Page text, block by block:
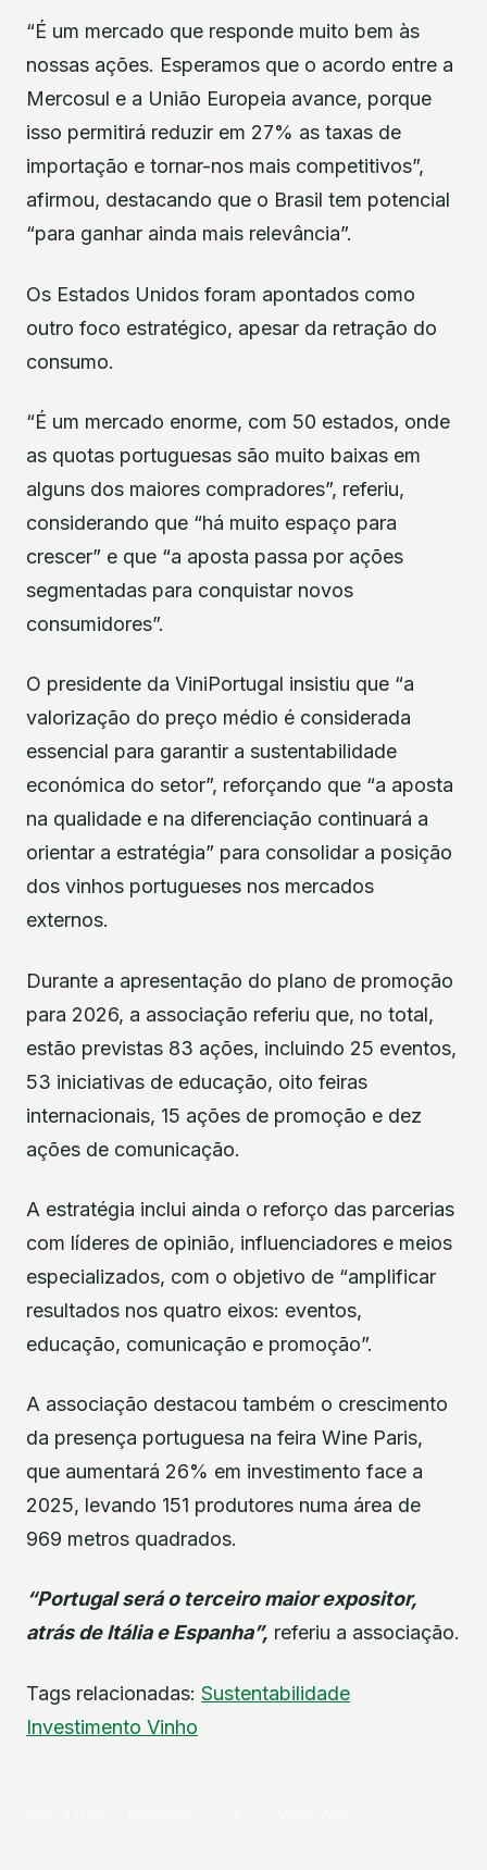
“É um mercado que responde muito bem às
nossas ações. Esperamos que o acordo entre a
Mercosul e a União Europeia avance, porque
isso permitirá reduzir em 27% as taxas de
importação e tornar-nos mais competitivos”,
afirmou, destacando que o Brasil tem potencial
“para ganhar ainda mais relevância”.
Os Estados Unidos foram apontados como
outro foco estratégico, apesar da retração do
consumo.
“É um mercado enorme, com 50 estados, onde
as quotas portuguesas são muito baixas em
alguns dos maiores compradores”, referiu,
considerando que “há muito espaço para
crescer” e que “a aposta passa por ações
segmentadas para conquistar novos
consumidores”.
O presidente da ViniPortugal insistiu que “a
valorização do preço médio é considerada
essencial para garantir a sustentabilidade
económica do setor”, reforçando que “a aposta
na qualidade e na diferenciação continuará a
orientar a estratégia” para consolidar a posição
dos vinhos portugueses nos mercados
externos.
Durante a apresentação do plano de promoção
para 2026, a associação referiu que, no total,
estão previstas 83 ações, incluindo 25 eventos,
53 iniciativas de educação, oito feiras
internacionais, 15 ações de promoção e dez
ações de comunicação.
A estratégia inclui ainda o reforço das parcerias
com líderes de opinião, influenciadores e meios
especializados, com o objetivo de “amplificar
resultados nos quatro eixos: eventos,
educação, comunicação e promoção”.
A associação destacou também o crescimento
da presença portuguesa na feira Wine Paris,
que aumentará 26% em investimento face a
2025, levando 151 produtores numa área de
969 metros quadrados.
“Portugal será o terceiro maior expositor,
atrás de Itália e Espanha”, referiu a associação.
Tags relacionadas: Sustentabilidade
Investimento Vinho